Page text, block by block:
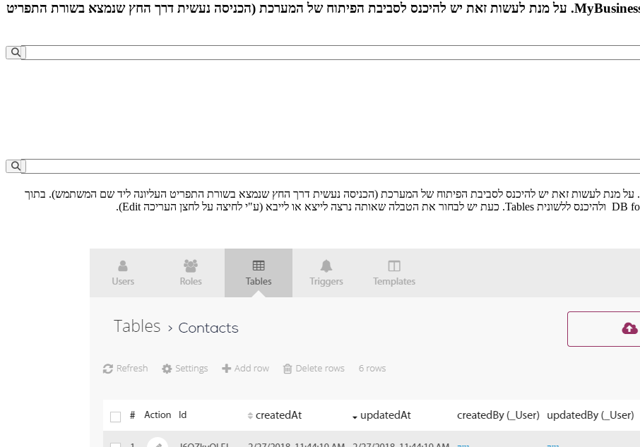
ניתן לייבא ולייצא טבלאות מתוך בסיסי הנתונים של מערכת MyBusiness. על מנת לעשות זאת יש להיכנס לסביבת הפיתוח של המערכת (הכניסה נעשית דרך החץ שנמצא בשורת התפריט
ניתן לייבא ולייצא טבלאות מתוך בסיסי הנתונים של מערכת MyBusiness. על מנת לעשות זאת יש להיכנס לסביבת הפיתוח של המערכת (הכניסה נעשית דרך החץ שנמצא בשורת התפריט העליונה ליד שם המשתמש). בתוך